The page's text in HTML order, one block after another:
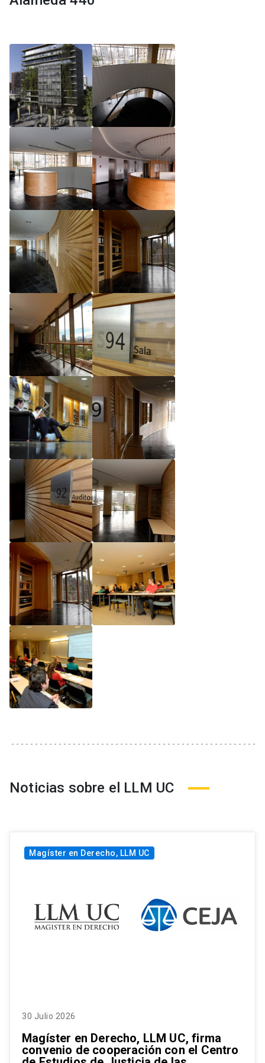
Reglamento de Magíster, Pontificia Universidad
Universidad Católica de Chile
Reglamento de Magíster, Pontificia Universidad
Católica de Chile LLM UC 2025
Reglamento de Seminarios de Graduación
Programa de Magíster en Derecho, LLM 2025
Noticias sobre el LLM UC
Magíster en Derecho, LLM UC
30 Julio 2026
Magíster en Derecho, LLM UC, firma
convenio de cooperación con el Centro